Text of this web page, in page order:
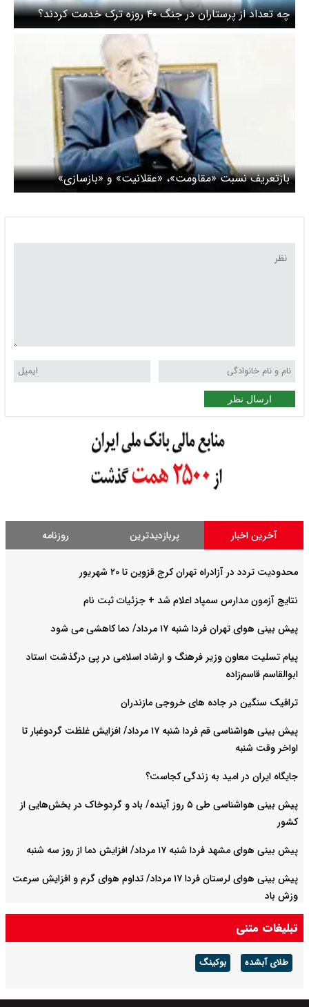
چه تعداد از پرستاران در جنگ ۴۰ روزه ترک خدمت کردند؟
بازتعریف نسبت «مقاومت»، «عقلانیت» و «بازسازی»
ارسال نظر
آخرین اخبار پربازدیدترین روزنامه
محدودیت تردد در آزادراه تهران کرج قزوین تا ۲۰ شهریور
نتایج آزمون مدارس سمپاد اعلام شد + جزئیات ثبت نام
پیش بینی هوای تهران فردا شنبه ۱۷ مرداد/ دما کاهشی می شود
پیام تسلیت معاون وزیر فرهنگ و ارشاد اسلامی در پی درگذشت استاد
ابوالقاسم قاسم‌زاده
ترافیک سنگین در جاده های خروجی مازندران
پیش بینی هواشناسی قم فردا شنبه ۱۷ مرداد/ افزایش غلظت گردوغبار تا
اواخر وقت شنبه
جایگاه ایران در امید به زندگی کجاست؟
پیش بینی هواشناسی طی ۵ روز آینده/ باد و گردوخاک در بخش‌هایی از
کشور
پیش بینی هوای مشهد فردا شنبه ۱۷ مرداد/ افزایش دما از روز سه شنبه
پیش بینی هوای لرستان فردا ۱۷ مرداد/ تداوم هوای گرم و افزایش سرعت
وزش باد
تبلیغات متنی
طلای آبشده بوکینگ